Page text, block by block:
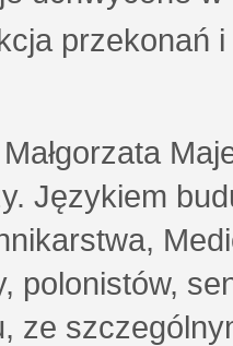
przekonań
Językiem
polonistów,
ze